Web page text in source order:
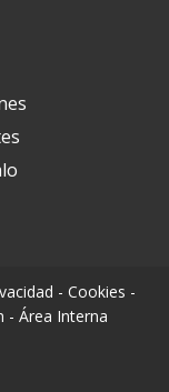
- Cookies -
- Área Interna